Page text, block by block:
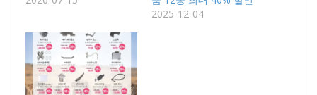
2025-12-04